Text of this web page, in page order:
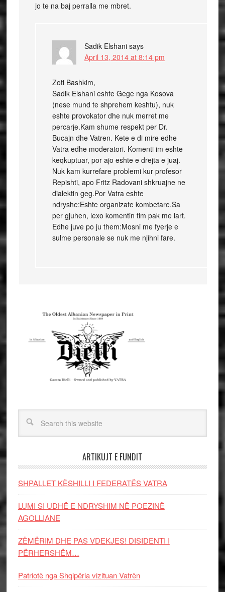
jo te na baj perralla me mbret.
Sadik Elshani says
April 13, 2014 at 8:14 pm
Zoti Bashkim,
Sadik Elshani eshte Gege nga Kosova
(nese mund te shprehem keshtu), nuk
eshte provokator dhe nuk merret me
percarje.Kam shume respekt per Dr.
Bucajn dhe Vatren. Kete e di mire edhe
Vatra edhe moderatori. Komenti im eshte
keqkuptuar, por ajo eshte e drejta e juaj.
Nuk kam kurrefare problemi kur profesor
Repishti, apo Fritz Radovani shkruajne ne
dialektin geg.Por Vatra eshte
ndryshe:Eshte organizate kombetare.Sa
per gjuhen, lexo komentin tim pak me lart.
Edhe juve po ju them:Mosni me fyerje e
sulme personale se nuk me njihni fare.
ARTIKUJT E FUNDIT
SHPALLET KËSHILLI I FEDERATËS VATRA
LUMI SI UDHË E NDRYSHIM NË POEZINË
AGOLLIANE
ZËMËRIM DHE PAS VDEKJES! DISIDENTI I
PËRHERSHËM…
Patriotë nga Shqipëria vizituan Vatrën